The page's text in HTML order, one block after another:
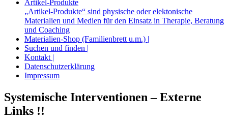
Artikel-Produkte
„Artikel-Produkte“ sind physische oder elektonische
Materialien und Medien für den Einsatz in Therapie, Beratung
und Coaching
Materialien-Shop (Familienbrett u.m.) |
Suchen und finden |
Kontakt |
Datenschutzerklärung
Impressum
Systemische Interventionen – Externe
Links !!